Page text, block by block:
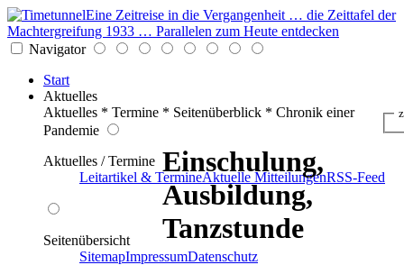
Eine Zeitreise in die Vergangenheit … die Zeittafel der
Machtergreifung 1933 … Parallelen zum Heute entdecken
Navigator
Start
Aktuelles
Aktuelles * Termine * Seitenüberblick * Chronik einer
Pandemie
Aktuelles / Termine
Leitartikel & TermineAktuelle MitteilungenRSS-Feed
Seitenübersicht
SitemapImpressumDatenschutz
Einschulung,
Ausbildung,
Tanzstunde